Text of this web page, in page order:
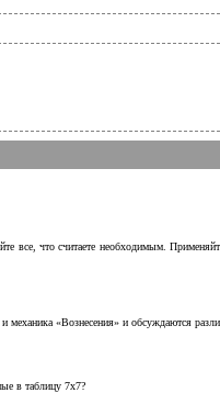
что считаете необходимым.
механика «Вознесения» и обсуждаются
в таблицу 7х7?